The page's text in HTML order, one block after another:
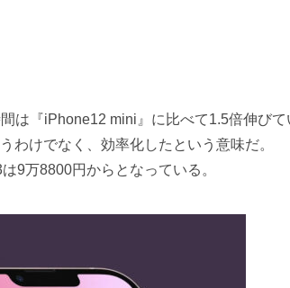
は『iPhone12 mini』に比べて1.5倍伸びて
わけでなく、効率化したという意味だ。
9万8800円からとなっている。